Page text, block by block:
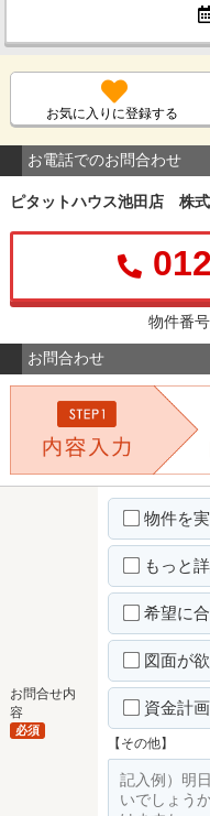
お気に入りに登録する
お電話でのお問合わせ
ピタットハウス池田店 株
物件番
お問合わせ
お問合せ内
容
必須
物件を
もっと
希望に
図面が
資金計
【その他】